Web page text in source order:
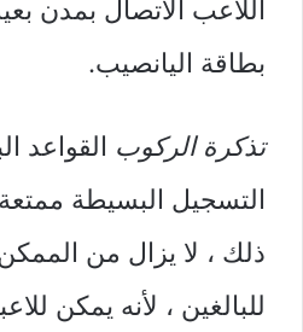
اللاعب الاتصال بمدن
بطاقة اليانصيب.
تذكرة الركوب القواعد
التسجيل البسيطة
ذلك ، لا يزال من
للبالغين ، لأنه يمكن